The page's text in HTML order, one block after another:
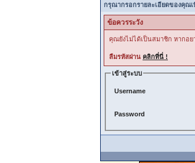
กรุณากรอกรายละเอียดของคุณ
ข้อควรระวัง
คุณยังไม่ได้เป็นสมาชิก หากอ
ลืมรหัสผ่าน คลิกที่นี่ !
เข้าสู่ระบบ
Username
Password